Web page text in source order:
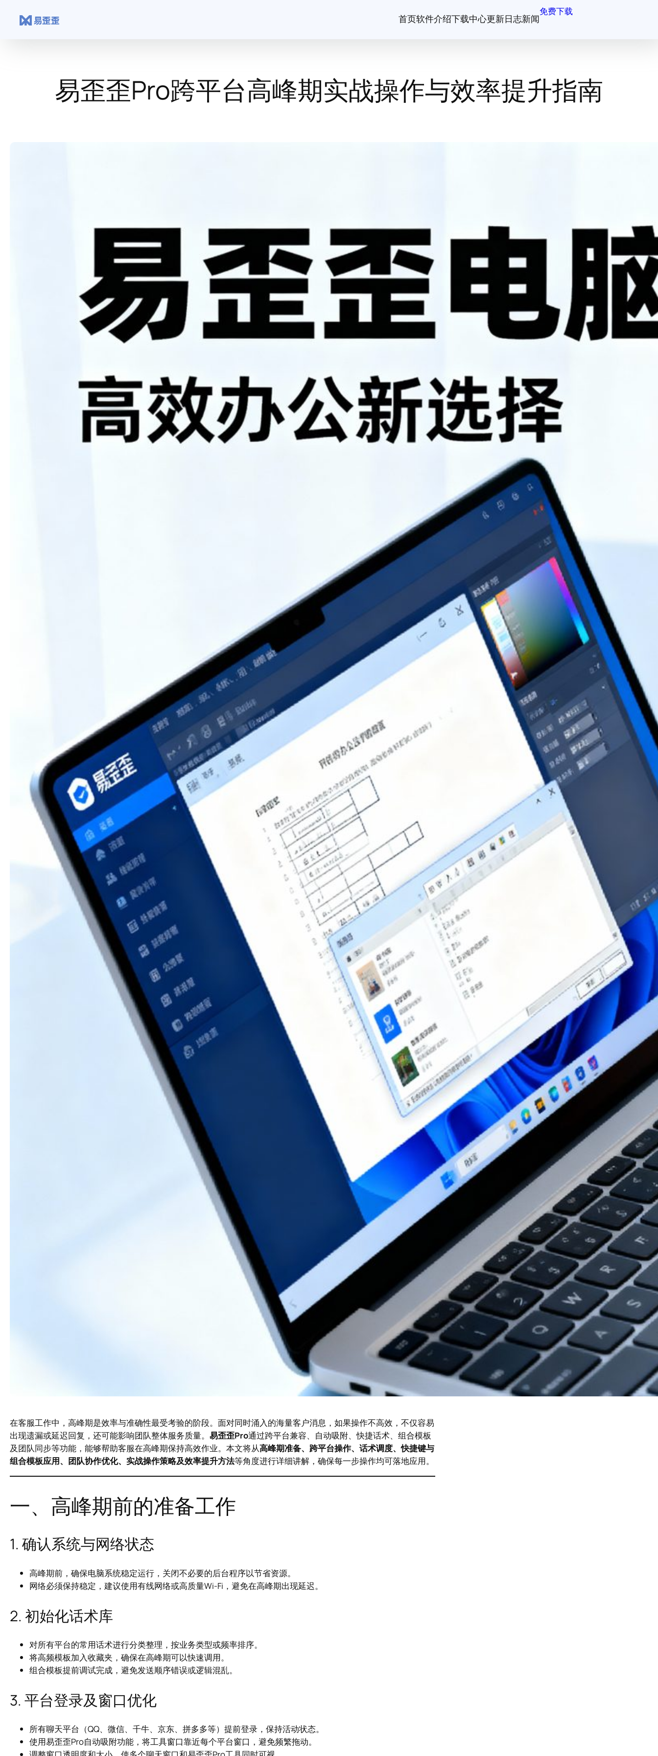
首页软件介绍下载中心更新日志新闻
免费下载
易歪歪Pro跨平台高峰期实战操作与效率提升指南
在客服工作中，高峰期是效率与准确性最受考验的阶段。面对同时涌入的海量客户消息，如果操作不高效，不仅容易
出现遗漏或延迟回复，还可能影响团队整体服务质量。 易歪歪Pro通过跨平台兼容、自动吸附、快捷话术、组合模板
及团队同步等功能，能够帮助客服在高峰期保持高效作业。本文将从高峰期准备、跨平台操作、话术调度、快捷键与
组合模板应用、团队协作优化、实战操作策略及效率提升方法等角度进行详细讲解，确保每一步操作均可落地应用。
一、高峰期前的准备工作
1. 确认系统与网络状态
高峰期前，确保电脑系统稳定运行，关闭不必要的后台程序以节省资源。
网络必须保持稳定，建议使用有线网络或高质量Wi-Fi，避免在高峰期出现延迟。
2. 初始化话术库
对所有平台的常用话术进行分类整理，按业务类型或频率排序。
将高频模板加入收藏夹，确保在高峰期可以快速调用。
组合模板提前调试完成，避免发送顺序错误或逻辑混乱。
3. 平台登录及窗口优化
所有聊天平台（QQ、微信、千牛、京东、拼多多等）提前登录，保持活动状态。
使用易歪歪Pro自动吸附功能，将工具窗口靠近每个平台窗口，避免频繁拖动。